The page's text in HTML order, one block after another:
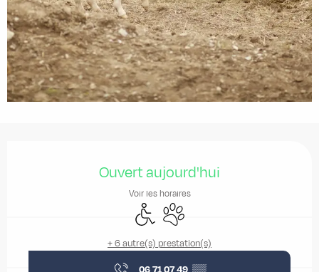
Ouvert aujourd'hui
Voir les horaires
Accès handicapés
Animaux acceptés
+ 6 autre(s) prestation(s)